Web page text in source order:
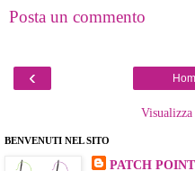
Posta un commento
‹
BENVENUTI NEL SITO
PATCH POINT